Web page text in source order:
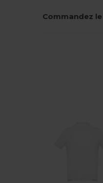
Commandez